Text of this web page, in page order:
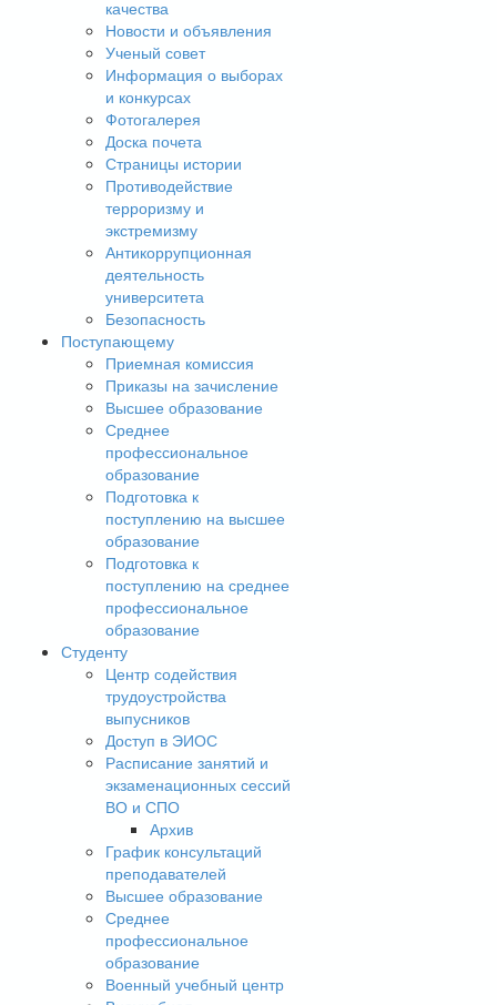
качества
Новости и объявления
Ученый совет
Информация о выборах
и конкурсах
Фотогалерея
Доска почета
Страницы истории
Противодействие
терроризму и
экстремизму
Антикоррупционная
деятельность
университета
Безопасность
Поступающему
Приемная комиссия
Приказы на зачисление
Высшее образование
Среднее
профессиональное
образование
Подготовка к
поступлению на высшее
образование
Подготовка к
поступлению на среднее
профессиональное
образование
Студенту
Центр содействия
трудоустройства
выпусников
Доступ в ЭИОС
Расписание занятий и
экзаменационных сессий
ВО и СПО
Архив
График консультаций
преподавателей
Высшее образование
Среднее
профессиональное
образование
Военный учебный центр